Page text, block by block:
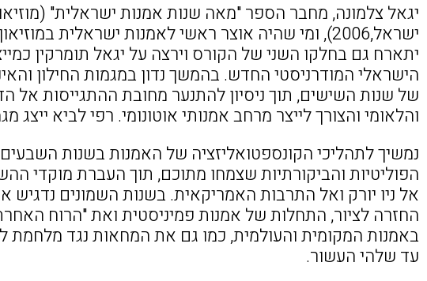
יגאל צלמונה, מחבר הספר "מאה שנות אמנות ישראלית"
ישראל,2006), ומי שהיה אוצר ראשי לאמנות ישראלית
יתארח גם בחלקו השני של הקורס וירצה על יגאל תומרקין
הישראלי המודרניסטי החדש. בהמשך נדון במגמות החילון
של שנות השישים, תוך ניסיון להתנער מחובת ההתגייסות אל
והלאומי והצורך לייצר מרחב אמנותי אוטונומי. רפי לביא ייצג
נמשיך לתהליכי הקונספטואליזציה של האמנות בשנות
הפוליטיות והביקורתיות שצמחו מתוכם, תוך העברת מוקדי
אל ניו יורק ואל התרבות האמריקאית. בשנות השמונים נדגיש
החזרה לציור, התחלות של אמנות פמיניסטית ואת "הרוח
באמנות המקומית והעולמית, כמו גם את המחאות נגד מלחמת
עד שלהי העשור.